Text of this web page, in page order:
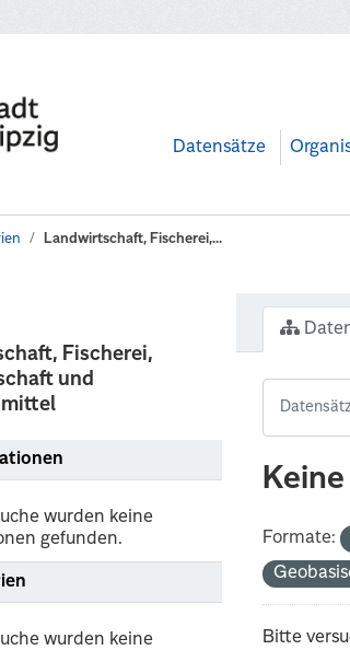
Datensätze
Landwirtschaft, Fischerei,...
Fischerei,
und
wurden keine
gefunden.
wurden keine
Formate:
Bitte